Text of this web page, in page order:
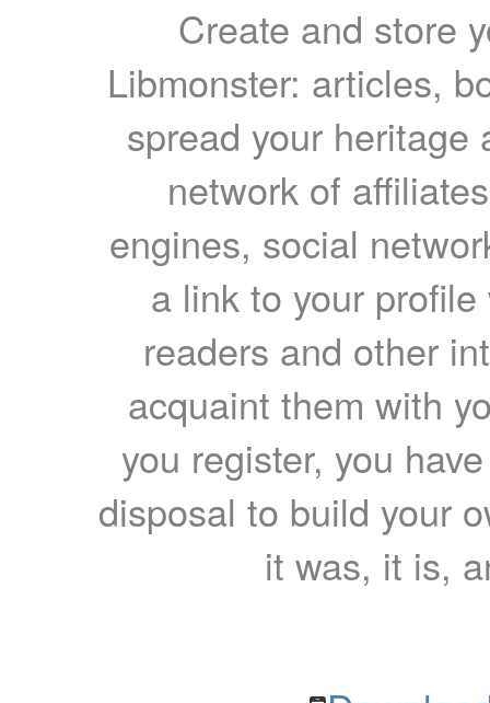
Create and store
Libmonster: articles,
spread your heritage
network of
engines, social
a link to your
readers and other
acquaint them with
you register, you
disposal to build your
it was, it is,